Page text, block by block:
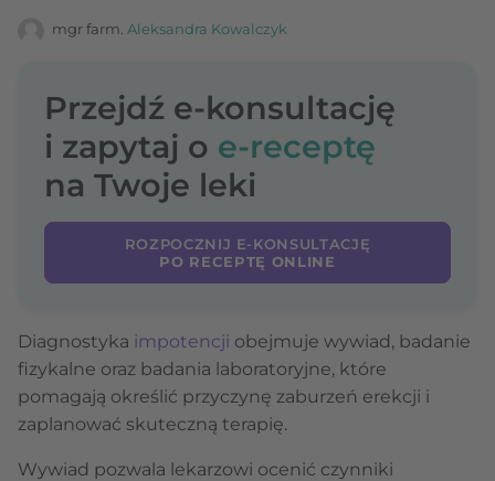
mgr farm. Aleksandra Kowalczyk
Przejdź e-konsultację
i zapytaj o e-receptę
na Twoje leki
ROZPOCZNIJ E-KONSULTACJĘ
PO RECEPTĘ ONLINE
Diagnostyka impotencji obejmuje wywiad, badanie
fizykalne oraz badania laboratoryjne, które
pomagają określić przyczynę zaburzeń erekcji i
zaplanować skuteczną terapię.
Wywiad pozwala lekarzowi ocenić czynniki